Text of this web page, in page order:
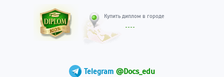
Telegram @Docs_edu